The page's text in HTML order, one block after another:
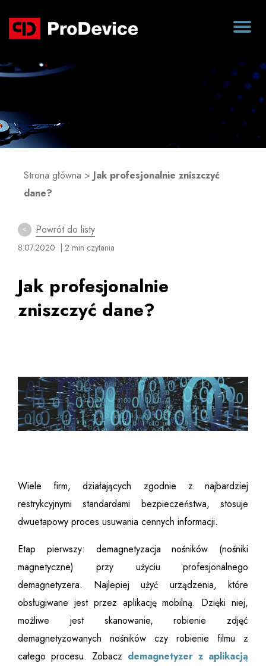
Strona główna > Jak profesjonalnie zniszczyć
dane?
Powrót do listy
8.07.2020 | 2 min czytania
Jak profesjonalnie
zniszczyć dane?
Wiele firm, działających zgodnie z najbardziej
restrykcyjnymi standardami bezpieczeństwa, stosuje
dwuetapowy proces usuwania cennych informacji.
Etap pierwszy: demagnetyzacja nośników (nośniki
magnetyczne) przy użyciu profesjonalnego
demagnetyzera. Najlepiej użyć urządzenia, które
obsługiwane jest przez aplikację mobilną. Dzięki niej,
możliwe jest skanowanie, robienie zdjęć
demagnetyzowanych nośników czy robienie filmu z
całego procesu. Zobacz demagnetyzer z aplikacją